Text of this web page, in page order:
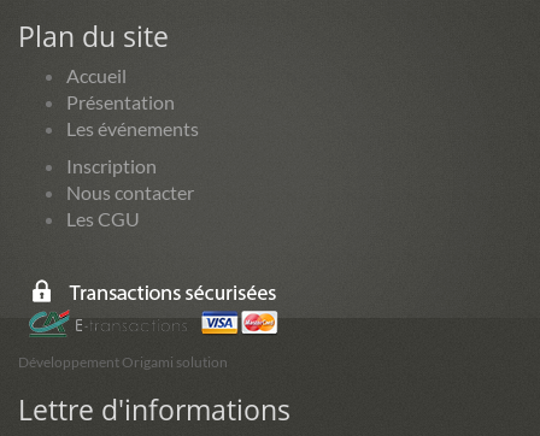
Plan du site
Accueil
Présentation
Les événements
Inscription
Nous contacter
Les CGU
Développement Origami solution
Lettre d'informations